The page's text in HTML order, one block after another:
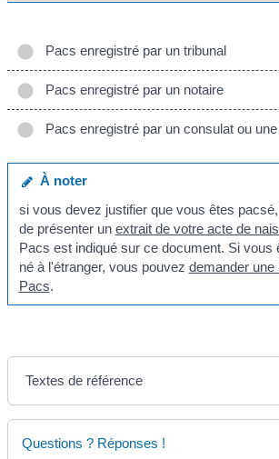
Pacs enregistré par un tribunal
Pacs enregistré par un notaire
Pacs enregistré par un consulat ou
À noter
si vous devez justifier que vous êtes
de présenter un extrait de votre acte de
Pacs est indiqué sur ce document. Si vous
né à l'étranger, vous pouvez demander une
Pacs.
Textes de référence
Questions ? Réponses !